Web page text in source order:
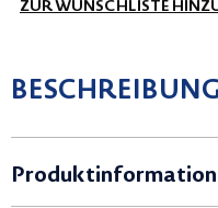
ZUR WUNSCHLISTE